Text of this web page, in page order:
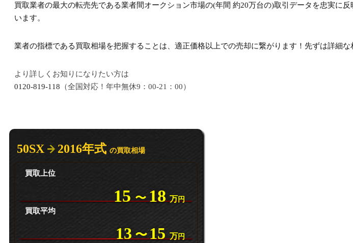
買取業者の最大の転売先である業者間オークション市場の(年間 約20万台の)取引データを忠実に
います。
業者の指標である買取相場を把握することは、適正価格以上での売却に繋がります！先ずは詳細な
より詳しくお知りになりたい方は
0120-819-118 （全国対応！年中無休9：00-21：00）
50SX 2016年式 の買取相場
買取上位
15 〜18 万円
買取平均
13 〜 15 万円